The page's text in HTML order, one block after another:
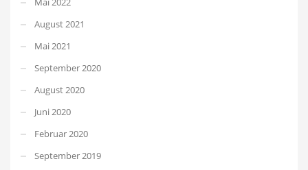
August 2021
Mai 2021
September 2020
August 2020
Juni 2020
Februar 2020
September 2019